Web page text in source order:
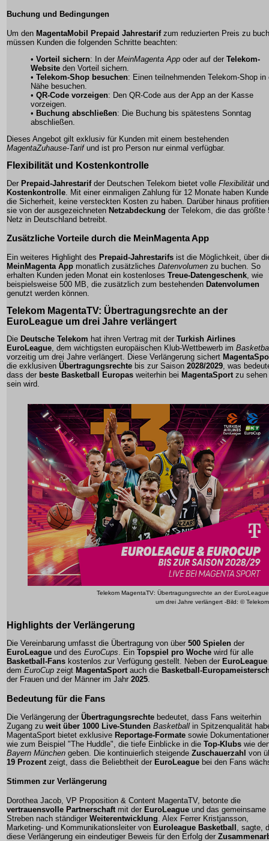
Buchung und Bedingungen
Um den MagentaMobil Prepaid Jahrestarifzum reduzierten Preis zu
müssen Kunden die folgenden Schritte beachten:
• Vorteil sichern: In der MeinMagenta App oder auf der Telekom-
Website den Vorteil sichern.
• Telekom-Shop besuchen: Einen teilnehmenden Telekom-Shop in
Nähe besuchen.
• QR-Code vorzeigen: Den QR-Code aus der App an der Kasse
vorzeigen.
• Buchung abschließen: Die Buchung bis spätestens Sonntag
abschließen.
Dieses Angebot gilt exklusiv für Kunden mit einem bestehenden
MagentaZuhause-Tarifund ist pro Person nur einmal verfügbar.
Flexibilität und Kostenkontrolle
Der Prepaid-Jahrestarifder Deutschen Telekom bietet volle Flexibilität und
Kostenkontrolle. Mit einer einmaligen Zahlung für 12 Monate haben
die Sicherheit, keine versteckten Kosten zu haben. Darüber hinaus
sie von der ausgezeichneten Netzabdeckung der Telekom, die das größte
Netz in Deutschland betreibt.
Zusätzliche Vorteile durch die MeinMagenta App
Ein weiteres Highlight des Prepaid-Jahrestarifs ist die Möglichkeit, über
MeinMagenta App monatlich zusätzliches Datenvolumen zu buchen. So
erhalten Kunden jeden Monat ein kostenloses Treue-Datengeschenk , wie
beispielsweise 500 MB, die zusätzlich zum bestehenden Datenvolumen
genutzt werden können.
Telekom MagentaTV: Übertragungsrechte an der
EuroLeague um drei Jahre verlängert
Die Deutsche Telekom hat ihren Vertrag mit der Turkish Airlines
EuroLeague, dem wichtigsten europäischen Klub-Wettbewerb im
vorzeitig um drei Jahre verlängert. Diese Verlängerung sichert
die exklusiven Übertragungsrechte bis zur Saison 2028/2029, was
dass der beste Basketball Europas weiterhin bei MagentaSportzu sehen
sein wird.
Telekom MagentaTV: Übertragungsrechte an der EuroLeague
um drei Jahre verlängert -Bild: © Telekom
Highlights der Verlängerung
Die Vereinbarung umfasst die Übertragung von über 500 Spielen der
EuroLeague und des EuroCups. Ein Topspiel pro Woche wird für alle
Basketball-Fans kostenlos zur Verfügung gestellt. Neben der EuroLeague
dem EuroCup zeigt MagentaSportauch die Basketball-
der Frauen und der Männer im Jahr 2025.
Bedeutung für die Fans
Die Verlängerung der Übertragungsrechte bedeutet, dass Fans weiterhin
Zugang zu weit über 1000 Live-Stunden Basketball in Spitzenqualität
MagentaSport bietet exklusive Reportage-Formate sowie
wie zum Beispiel "The Huddle", die tiefe Einblicke in die Top-Klubs wie
Bayern München geben. Die kontinuierlich steigende Zuschauerzahl von
19 Prozent zeigt, dass die Beliebtheit der EuroLeague bei den Fans
Stimmen zur Verlängerung
Dorothea Jacob, VP Proposition & Content MagentaTV, betonte die
vertrauensvolle Partnerschaftmit der EuroLeague und das gemeinsame
Streben nach ständiger Weiterentwicklung. Alex Ferrer Kristjansson,
Marketing- und Kommunikationsleiter von Euroleague Basketball , sagte,
diese Verlängerung ein eindeutiger Beweis für den Erfolg der